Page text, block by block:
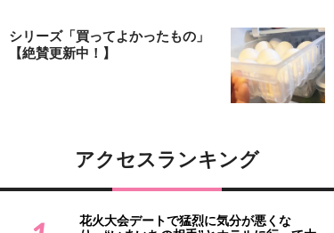
シリーズ「買ってよかったもの」
【絶賛更新中！】
アクセスランキング
花火大会デートで猛烈に気分が悪くな